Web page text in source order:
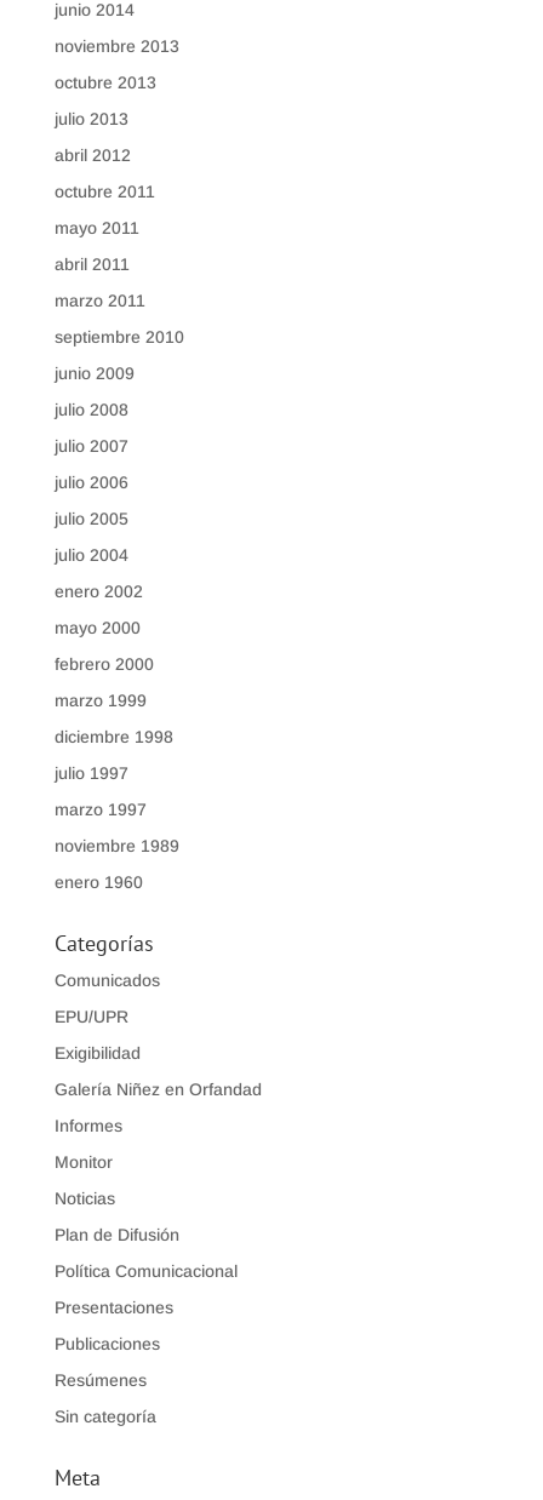
junio 2014
noviembre 2013
octubre 2013
julio 2013
abril 2012
octubre 2011
mayo 2011
abril 2011
marzo 2011
septiembre 2010
junio 2009
julio 2008
julio 2007
julio 2006
julio 2005
julio 2004
enero 2002
mayo 2000
febrero 2000
marzo 1999
diciembre 1998
julio 1997
marzo 1997
noviembre 1989
enero 1960
Categorías
Comunicados
EPU/UPR
Exigibilidad
Galería Niñez en Orfandad
Informes
Monitor
Noticias
Plan de Difusión
Política Comunicacional
Presentaciones
Publicaciones
Resúmenes
Sin categoría
Meta